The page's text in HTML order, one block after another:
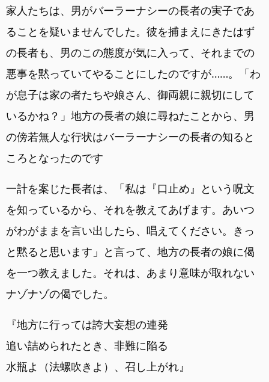
家人たちは、男がバーラーナシーの長者の実子であ
ることを疑いませんでした。彼を捕まえにきたはず
の長者も、男のこの態度が気に入って、それまでの
悪事を黙っていてやることにしたのですが……。「わ
が息子は家の者たちや娘さん、御両親に親切にして
いるかね？」地方の長者の娘に尋ねたことから、男
の傍若無人な行状はバーラーナシーの長者の知ると
ころとなったのです
一計を案じた長者は、「私は『口止め』という呪文
を知っているから、それを教えてあげます。あいつ
がわがままを言い出したら、唱えてください。きっ
と黙ると思います」と言って、地方の長者の娘に偈
を一つ教えました。それは、あまり意味が取れない
ナゾナゾの偈でした。
『地方に行っては誇大妄想の連発
追い詰められたとき、非難に陥る
水瓶よ（法螺吹きよ）、召し上がれ』